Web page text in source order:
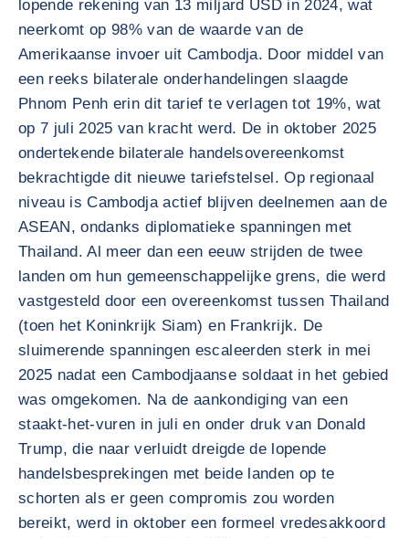
lopende rekening van 13 miljard USD in 2024, wat
neerkomt op 98% van de waarde van de
Amerikaanse invoer uit Cambodja. Door middel van
een reeks bilaterale onderhandelingen slaagde
Phnom Penh erin dit tarief te verlagen tot 19%, wat
op 7 juli 2025 van kracht werd. De in oktober 2025
ondertekende bilaterale handelsovereenkomst
bekrachtigde dit nieuwe tariefstelsel. Op regionaal
niveau is Cambodja actief blijven deelnemen aan de
ASEAN, ondanks diplomatieke spanningen met
Thailand. Al meer dan een eeuw strijden de twee
landen om hun gemeenschappelijke grens, die werd
vastgesteld door een overeenkomst tussen Thailand
(toen het Koninkrijk Siam) en Frankrijk. De
sluimerende spanningen escaleerden sterk in mei
2025 nadat een Cambodjaanse soldaat in het gebied
was omgekomen. Na de aankondiging van een
staakt-het-vuren in juli en onder druk van Donald
Trump, die naar verluidt dreigde de lopende
handelsbesprekingen met beide landen op te
schorten als er geen compromis zou worden
bereikt, werd in oktober een formeel vredesakkoord